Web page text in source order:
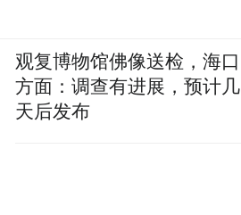
观复博物馆佛像送检，海口
方面：调查有进展，预计几
天后发布